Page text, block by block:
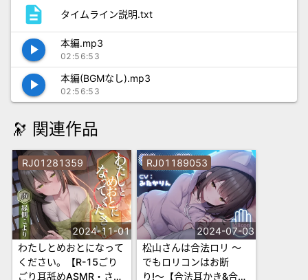
description タイムライン説明.txt
play_arrow 本編.mp3
02:56:53
play_arrow 本編(BGMなし).mp3
02:56:53
🔭 関連作品
RJ01281359
2024-11-01
わたしとめおとになって
ください。【R-15ごり
ごり耳舐めASMR・ささ
RJ01189053
2024-07-03
松山さんは合法ロリ 〜
でもロリコンはお断
り!〜【合法耳かき&合法